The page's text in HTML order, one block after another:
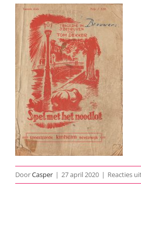
DoorCasper | 27 april 2020 | Reacties